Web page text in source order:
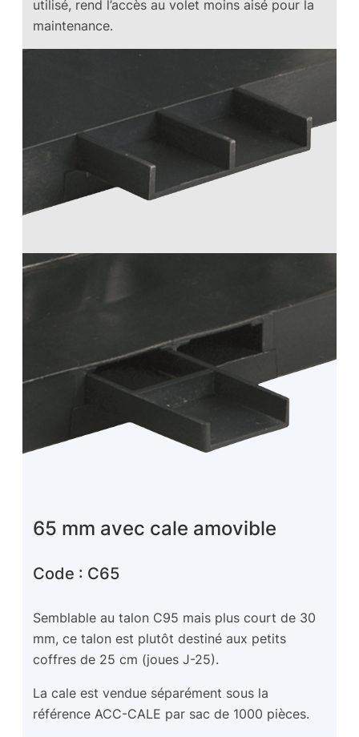
utilisé, rend l’accès au volet moins aisé pour la
maintenance.
65 mm avec cale amovible
Code : C65
Semblable au talon C95 mais plus court de 30
mm, ce talon est plutôt destiné aux petits
coffres de 25 cm (joues J-25).
La cale est vendue séparément sous la
référence ACC-CALE par sac de 1000 pièces.